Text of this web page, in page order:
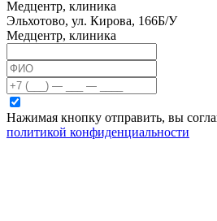
Медцентр, клиника
Эльхотово, ул. Кирова, 166Б/У
Медцентр, клиника
Нажимая кнопку отправить, вы
политикой конфиденциальности